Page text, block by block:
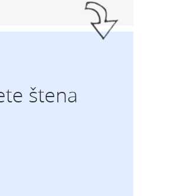
štena